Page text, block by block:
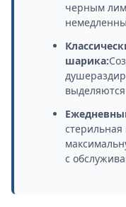
черным
шарика:
с